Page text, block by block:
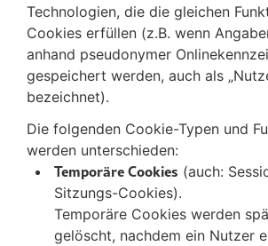
Technologien, die die gleichen
Cookies erfüllen (z.B. wenn
anhand pseudonymer
gespeichert werden, auch als
bezeichnet).
Die folgenden Cookie-Typen und
werden unterschieden:
Temporäre Cookies (auch:
Sitzungs-Cookies).
Temporäre Cookies werden
gelöscht, nachdem ein Nutzer